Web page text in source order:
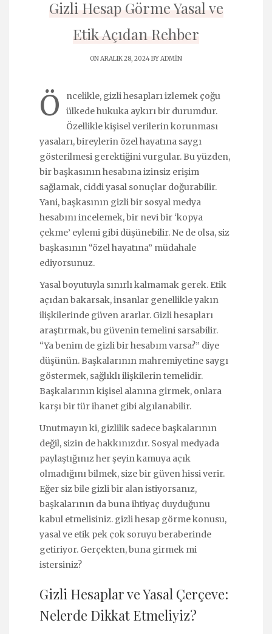
Gizli Hesap Görme Yasal ve
Etik Açıdan Rehber
ON ARALIK 28, 2024 BYADMIN
Ö
ncelikle, gizli hesapları izlemek çoğu
ülkede hukuka aykırı bir durumdur.
Özellikle kişisel verilerin korunması
yasaları, bireylerin özel hayatına saygı
gösterilmesi gerektiğini vurgular. Bu yüzden,
bir başkasının hesabına izinsiz erişim
sağlamak, ciddi yasal sonuçlar doğurabilir.
Yani, başkasının gizli bir sosyal medya
hesabını incelemek, bir nevi bir ‘kopya
çekme’ eylemi gibi düşünebilir. Ne de olsa, siz
başkasının “özel hayatına” müdahale
ediyorsunuz.
Yasal boyutuyla sınırlı kalmamak gerek. Etik
açıdan bakarsak, insanlar genellikle yakın
ilişkilerinde güven ararlar. Gizli hesapları
araştırmak, bu güvenin temelini sarsabilir.
“Ya benim de gizli bir hesabım varsa?” diye
düşünün. Başkalarının mahremiyetine saygı
göstermek, sağlıklı ilişkilerin temelidir.
Başkalarının kişisel alanına girmek, onlara
karşı bir tür ihanet gibi algılanabilir.
Unutmayın ki, gizlilik sadece başkalarının
değil, sizin de hakkınızdır. Sosyal medyada
paylaştığınız her şeyin kamuya açık
olmadığını bilmek, size bir güven hissi verir.
Eğer siz bile gizli bir alan istiyorsanız,
başkalarının da buna ihtiyaç duyduğunu
kabul etmelisiniz. gizli hesap görme konusu,
yasal ve etik pek çok soruyu beraberinde
getiriyor. Gerçekten, buna girmek mi
istersiniz?
Gizli Hesaplar ve Yasal Çerçeve:
Nelerde Dikkat Etmeliyiz?